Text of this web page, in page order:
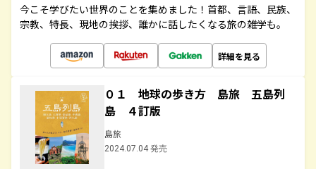
今こそ学びたい世界のことを集めました！首都、言語、民族、
宗教、特長、現地の挨拶、誰かに話したくなる旅の雑学も。
詳細を見る
０１ 地球の歩き方 島旅 五島列
島 ４訂版
島旅
2024.07.04 発売